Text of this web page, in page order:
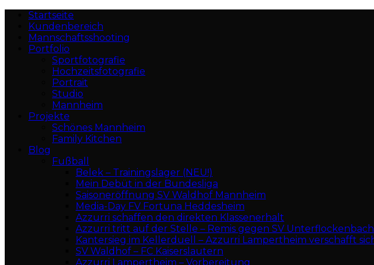
Startseite
Kundenbereich
Mannschaftsshooting
Portfolio
Sportfotografie
Hochzeitsfotografie
Portrait
Studio
Mannheim
Projekte
Schönes Mannheim
Family Kitchen
Blog
Fußball
Belek – Trainingslager (NEU!)
Mein Debüt in der Bundesliga
Saisoneröffnung SV Waldhof Mannheim
Media-Day FV Fortuna Heddesheim
Azzurri schaffen den direkten Klassenerhalt
Azzurri tritt auf der Stelle – Remis gegen SV
Kantersieg im Kellerduell – Azzurri Lampertheim verschafft
SV Waldhof – FC Kaiserslautern
Azzurri Lampertheim – Vorbereitung